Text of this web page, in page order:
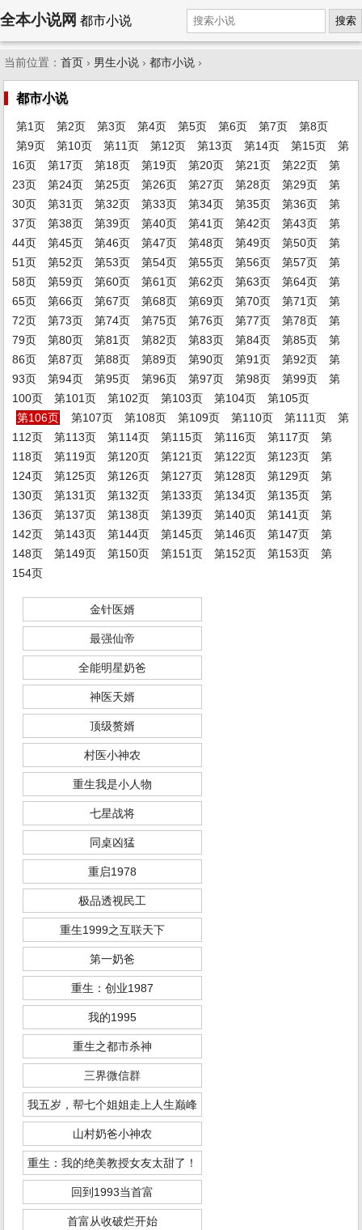
全本小说网 都市小说 搜索
当前位置： 首页 › 男生小说 › 都市小说 ›
都市小说
第1页 第2页 第3页 第4页 第5页 第6页 第7页
第8页
第9页
第10页 第11页 第12页 第13页 第14页 第15页
第
16页
第17页 第18页 第19页 第20页 第21页 第22页
第
23页
第24页 第25页 第26页 第27页 第28页 第29页
第
30页
第31页 第32页 第33页 第34页 第35页 第36页
第
37页
第38页 第39页 第40页 第41页 第42页 第43页
第
44页
第45页 第46页 第47页 第48页 第49页 第50页
第
51页
第52页 第53页 第54页 第55页 第56页 第57页
第
58页
第59页 第60页 第61页 第62页 第63页 第64页
第
65页
第66页 第67页 第68页 第69页 第70页 第71页
第
72页
第73页 第74页 第75页 第76页 第77页 第78页
第
79页
第80页 第81页 第82页 第83页 第84页 第85页
第
86页
第87页 第88页 第89页 第90页 第91页 第92页
第
93页
第94页 第95页 第96页 第97页 第98页 第99页
第
100页
第101页 第102页 第103页 第104页
第105页
第106页
第107页 第108页 第109页 第110页 第111页
第
112页
第113页 第114页 第115页 第116页 第117页
第
118页
第119页 第120页 第121页 第122页 第123页
第
124页
第125页 第126页 第127页 第128页 第129页
第
130页
第131页 第132页 第133页 第134页 第135页
第
136页
第137页 第138页 第139页 第140页 第141页
第
142页
第143页 第144页 第145页 第146页 第147页
第
148页
第149页 第150页 第151页 第152页 第153页
第
154页
金针医婿
最强仙帝
全能明星奶爸
神医天婿
顶级赘婿
村医小神农
重生我是小人物
七星战将
同桌凶猛
重启1978
极品透视民工
重生1999之互联天下
第一奶爸
重生：创业1987
我的1995
重生之都市杀神
三界微信群
我五岁，帮七个姐姐走上人生巅峰
山村奶爸小神农
重生：我的绝美教授女友太甜了！
回到1993当首富
首富从收破烂开始